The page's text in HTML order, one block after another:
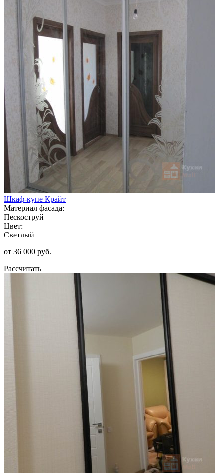
Шкаф-купе Крайт
Материал фасада:
Пескоструй
Цвет:
Светлый
от 36 000 руб.
Рассчитать